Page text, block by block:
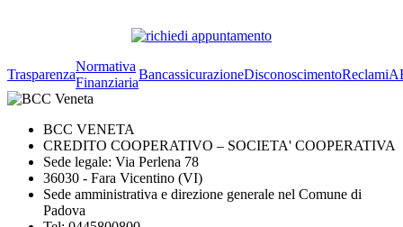
Trasparenza
Normativa
Finanziaria
BancassicurazioneDisconoscimentoReclami
BCC VENETA
CREDITO COOPERATIVO – SOCIETA' COOPERATIVA
Sede legale: Via Perlena 78
36030 - Fara Vicentino (VI)
Sede amministrativa e direzione generale nel Comune di
Padova